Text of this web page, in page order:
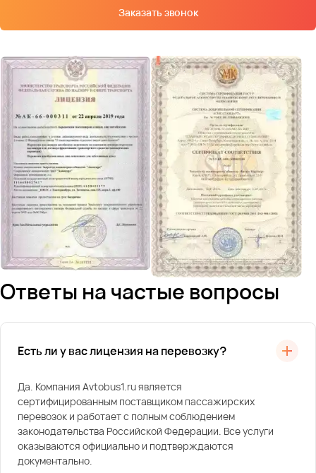
Заказать звонок
Ответы на частые вопросы
Есть ли у вас лицензия на перевозку?
Да. Компания Avtobus1.ru является
сертифицированным поставщиком пассажирских
перевозок и работает с полным соблюдением
законодательства Российской Федерации. Все услуги
оказываются официально и подтверждаются
документально.